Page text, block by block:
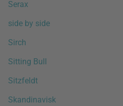
Serax
side by side
Sirch
Sitting Bull
Sitzfeldt
Skandinavisk